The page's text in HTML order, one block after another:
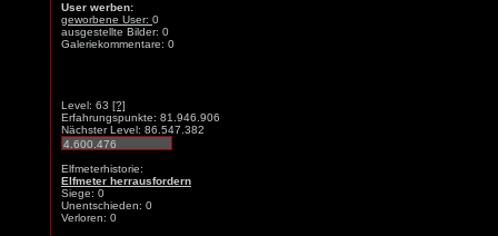
User werben:
geworbene User: 0
ausgestellte Bilder: 0
Galeriekommentare: 0
Level: 63 [?]
Erfahrungspunkte: 81.946.906
Nächster Level: 86.547.382
Elfmeterhistorie:
Elfmeter herrausfordern
Siege: 0
Unentschieden: 0
Verloren: 0